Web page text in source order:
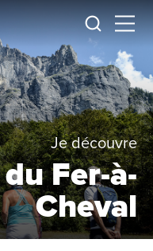
Je
Menu
Je découvre
Fer-à-
Cheval